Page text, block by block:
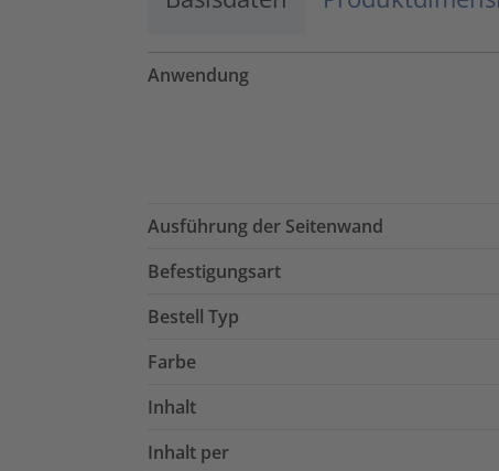
Anwendung
Ausführung der Seitenwand
Befestigungsart
Bestell Typ
Farbe
Inhalt
Inhalt per